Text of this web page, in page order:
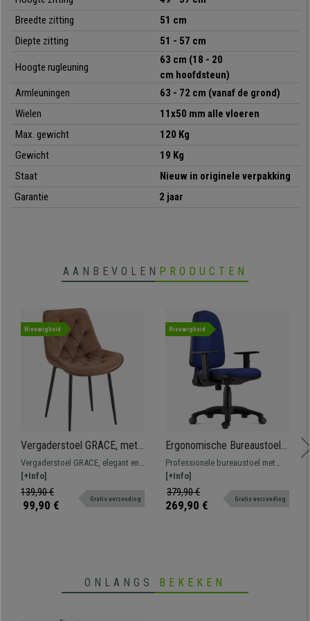
Garantie
2 jaar
Breedte zitting
51 cm
Diepte zitting
51 - 57 cm
Hoogte rugleuning
63 cm (18 - 20
cm hoofdsteun)
Armleuningen
63 - 72 cm (vanaf de grond)
Wielen
11x50 mm alle vloeren
Max. gewicht
120 Kg
Gewicht
19 Kg
Staat
Nieuw in originele verpakking
Garantie
2 jaar
AANBEVOLEN PRODUCTEN
Nieuwigheid
Vergaderstoel GRACE, met
Mooi Stikselontwerp,
Zwarte Poten, Bruin Fluweel
Vergaderstoel GRACE, elegant en
licht design, ideaal voor uw
kantoor of voor uw bezoekers om
comfortabel te wachten.
[+Info]
139,90 €
99,90 € Gratis verzending
Nieuwigheid
Ergonomische Bureaustoel
PAROS, In Donkerblauwe
Stof, Met Verstelbare
Armleuningen
Professionele bureaustoel met
ergonomisch ontwerp. Zeer
comfortabel, met dikke vulling,
bekleed met kwaliteitsstof en met
[+Info]
379,90 €
269,90 € Gratis verzending
ONLANGS BEKEKEN